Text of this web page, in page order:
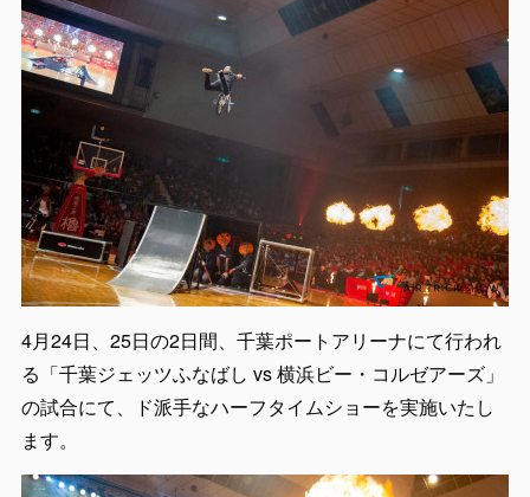
4月24日、25日の2日間、千葉ポートアリーナにて行われ
る「千葉ジェッツふなばし vs 横浜ビー・コルゼアーズ」
の試合にて、ド派手なハーフタイムショーを実施いたし
ます。